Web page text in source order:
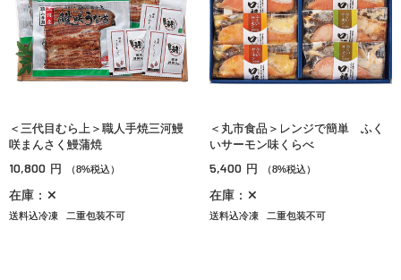
＜三代目むら上＞職人手焼三河鰻
咲まんさく鰻蒲焼
10,800 円 （8%税込）
在庫：✕
送料込冷凍 二重包装不可
＜丸市食品＞レンジで簡単 ふく
いサーモン味くらべ
5,400 円 （8%税込）
在庫：✕
送料込冷凍 二重包装不可